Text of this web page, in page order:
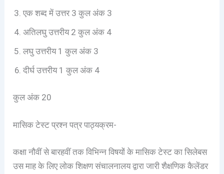
एक शब्द में उत्तर 3 कुल अंक 3
अतिलघु उत्तरीय 2 कुल अंक 4
लघु उत्तरीय 1 कुल अंक 3
दीर्घ उत्तरीय 1 कुल अंक 4
कुल अंक 20
मासिक टेस्ट प्रश्न पत्र पाठ्यक्रम-
कक्षा नौवीं से बारहवीं तक विभिन्न विषयों के मासिक टेस्ट का सिलेबस
उस माह के लिए लोक शिक्षण संचालनालय द्वारा जारी शैक्षणिक कैलेंडर